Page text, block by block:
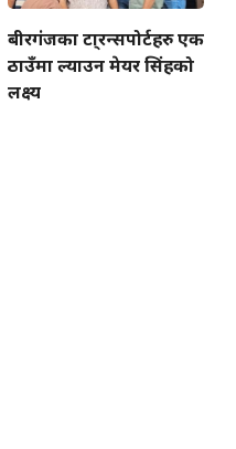
बीरगंजका टा्रन्सपोर्टहरु एक
ठाउँमा ल्याउन मेयर सिंहको
लक्ष्य